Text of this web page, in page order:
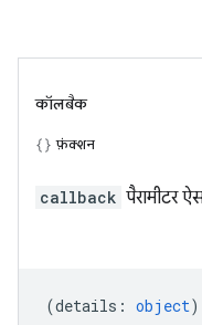
कॉलबैक
फ़ंक्शन
callback पैरामीटर
(details : object)